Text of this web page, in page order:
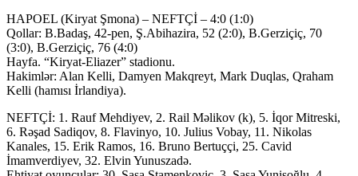
HAPOEL (Kiryat Şmona) – NEFTÇİ – 4:0 (1:0)
Qollar: B.Badaş, 42-pen, Ş.Abihazira, 52 (2:0), B.Gerziçiç, 70
(3:0), B.Gerziçiç, 76 (4:0)
Hayfa. “Kiryat-Eliazer” stadionu.
Hakimlər: Alan Kelli, Damyen Makqreyt, Mark Duqlas, Qraham
Kelli (hamısı İrlandiya).
NEFTÇİ: 1. Rauf Mehdiyev, 2. Rail Məlikov (k), 5. İqor Mitreski,
6. Rəşad Sadiqov, 8. Flavinyo, 10. Julius Vobay, 11. Nikolas
Kanales, 15. Erik Ramos, 16. Bruno Bertuççi, 25. Cavid
İmamverdiyev, 32. Elvin Yunuszadə.